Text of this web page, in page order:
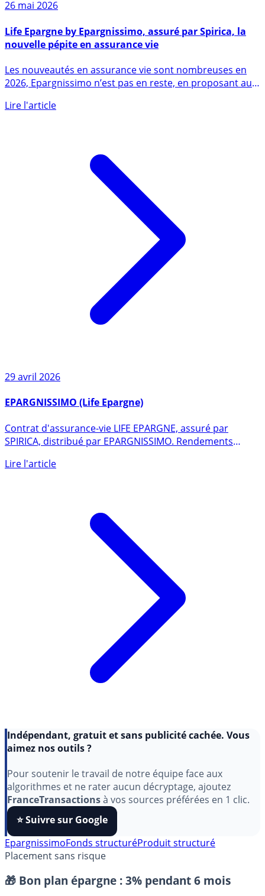
26 mai 2026
nouvelle pépite en assurance vie
2026, Epargnissimo n’est pas en reste, en proposant aux
29 avril 2026
EPARGNISSIMO (Life Epargne)
Contrat d'assurance-vie LIFE EPARGNE, assuré par
SPIRICA, distribué par EPARGNISSIMO. Rendements
aimez nos outils ?
Pour soutenir le travail de notre équipe face aux
algorithmes et ne rater aucun décryptage, ajoutez
FranceTransactionsà vos sources préférées en 1 clic.
⭐️ Suivre sur Google
Placement sans risque